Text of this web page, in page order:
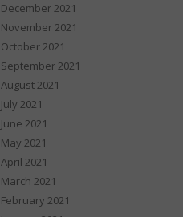
December 2021
November 2021
October 2021
September 2021
August 2021
July 2021
June 2021
May 2021
April 2021
March 2021
February 2021